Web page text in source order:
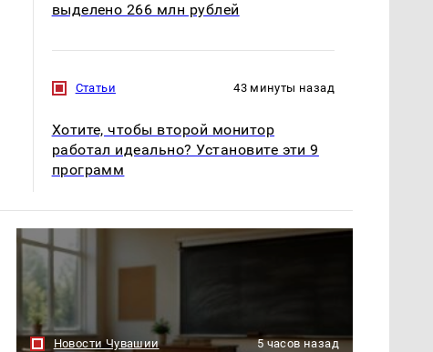
выделено 266 млн рублей
Статьи 43 минуты назад
Хотите, чтобы второй монитор
работал идеально? Установите эти 9
программ
Новости Чувашии 5 часов назад